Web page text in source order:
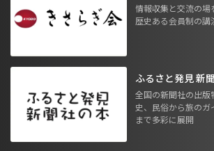
情報収集と交流の場
歴史ある会員制の講
ふるさと発見 新
全国の新聞社の出
史、民俗から旅のガ
まで多彩に展開